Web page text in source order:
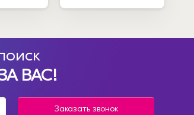
ВАС!
Заказать звонок